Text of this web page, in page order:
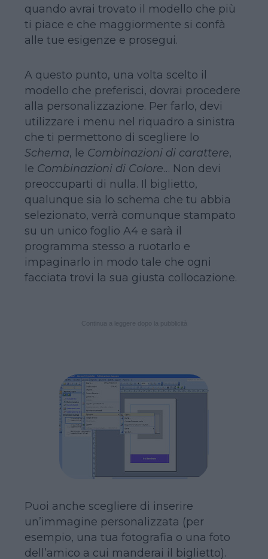
quando avrai trovato il modello che più
ti piace e che maggiormente si confà
alle tue esigenze e prosegui.
A questo punto, una volta scelto il
modello che preferisci, dovrai procedere
alla personalizzazione. Per farlo, devi
utilizzare i menu nel riquadro a sinistra
che ti permettono di scegliere lo
Schema, le Combinazioni di carattere,
le Combinazioni di Colore… Non devi
preoccuparti di nulla. Il biglietto,
qualunque sia lo schema che tu abbia
selezionato, verrà comunque stampato
su un unico foglio A4 e sarà il
programma stesso a ruotarlo e
impaginarlo in modo tale che ogni
facciata trovi la sua giusta collocazione.
Puoi anche scegliere di inserire
un’immagine personalizzata (per
esempio, una tua fotografia o una foto
dell’amico a cui manderai il biglietto).